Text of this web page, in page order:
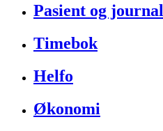
Pasient og journal
Timebok
Helfo
Økonomi